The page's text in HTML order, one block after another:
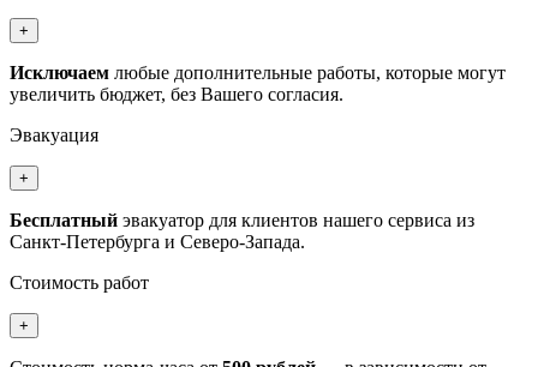
+
Исключаем любые дополнительные работы, которые могут
увеличить бюджет, без Вашего согласия.
Эвакуация
+
Бесплатный эвакуатор для клиентов нашего сервиса из
Санкт-Петербурга и Северо-Запада.
Стоимость работ
+